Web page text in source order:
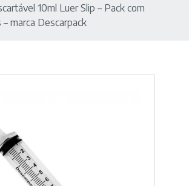
10ml Luer Slip – Pack com
– marca Descarpack